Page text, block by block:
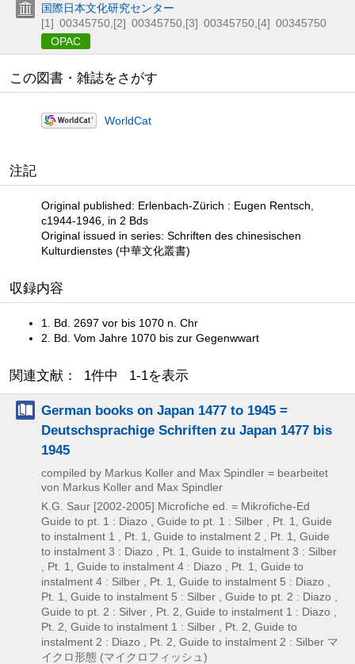
国際日本文化研究センター
[1] 00345750 [2] 00345750 [3] 00345750 [4] 00345750
OPAC
この図書・雑誌をさがす
WorldCat
注記
Original published: Erlenbach-Zürich : Eugen Rentsch,
c1944-1946, in 2 Bds
Original issued in series: Schriften des chinesischen
Kulturdienstes (中華文化叢書)
収録内容
1. Bd. 2697 vor bis 1070 n. Chr
2. Bd. Vom Jahre 1070 bis zur Gegenwwart
関連文献： 1件中 1-1を表示
German books on Japan 1477 to 1945 =
Deutschsprachige Schriften zu Japan 1477 bis
1945
compiled by Markus Koller and Max Spindler = bearbeitet
von Markus Koller and Max Spindler
K.G. Saur [2002-2005] Microfiche ed. = Mikrofiche-Ed
Guide to pt. 1 : Diazo , Guide to pt. 1 : Silber , Pt. 1, Guide
to instalment 1 , Pt. 1, Guide to instalment 2 , Pt. 1, Guide
to instalment 3 : Diazo , Pt. 1, Guide to instalment 3 : Silber
, Pt. 1, Guide to instalment 4 : Diazo , Pt. 1, Guide to
instalment 4 : Silber , Pt. 1, Guide to instalment 5 : Diazo ,
Pt. 1, Guide to instalment 5 : Silber , Guide to pt. 2 : Diazo ,
Guide to pt. 2 : Silver , Pt. 2, Guide to instalment 1 : Diazo ,
Pt. 2, Guide to instalment 1 : Silber , Pt. 2, Guide to
instalment 2 : Diazo , Pt. 2, Guide to instalment 2 : Silber マ
イクロ形態 (マイクロフィッシュ)